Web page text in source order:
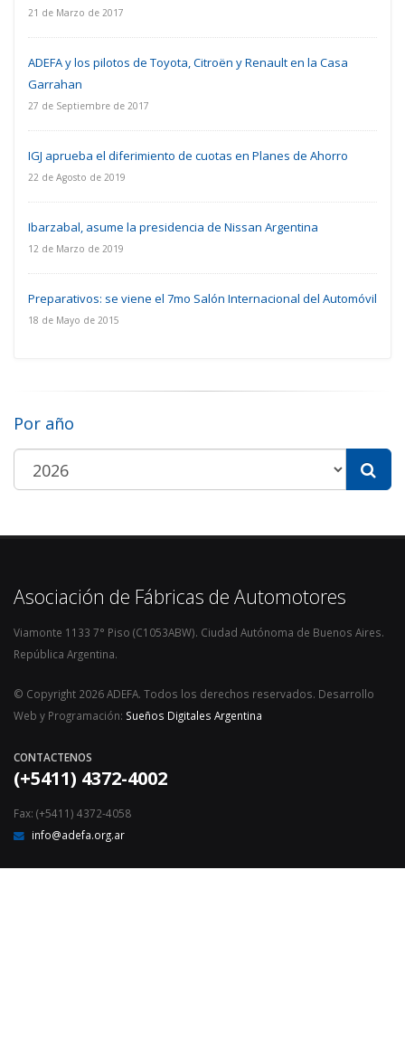
21 de Marzo de 2017
ADEFA y los pilotos de Toyota, Citroën y Renault en la Casa
Garrahan
27 de Septiembre de 2017
IGJ aprueba el diferimiento de cuotas en Planes de Ahorro
22 de Agosto de 2019
Ibarzabal, asume la presidencia de Nissan Argentina
12 de Marzo de 2019
Preparativos: se viene el 7mo Salón Internacional del Automóvil
18 de Mayo de 2015
Por año
Asociación de Fábricas de Automotores
Viamonte 1133 7° Piso (C1053ABW). Ciudad Autónoma de Buenos Aires.
República Argentina.
© Copyright 2026 ADEFA. Todos los derechos reservados. Desarrollo
Web y Programación: Sueños Digitales Argentina
CONTACTENOS
(+5411) 4372-4002
Fax: (+5411) 4372-4058
info@adefa.org.ar